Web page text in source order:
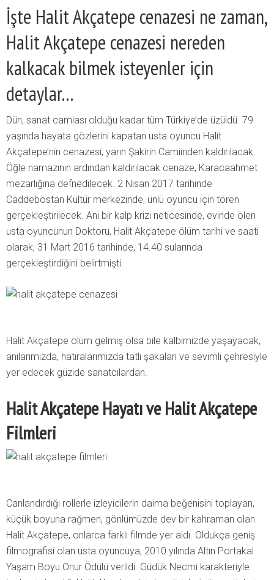
İşte Halit Akçatepe cenazesi ne zaman,
Halit Akçatepe cenazesi nereden
kalkacak bilmek isteyenler için
detaylar…
Dün, sanat camiası olduğu kadar tüm Türkiye’de üzüldü. 79
yaşında hayata gözlerini kapatan usta oyuncu Halit
Akçatepe’nin cenazesi, yarın Şakirin Camiinden kaldırılacak.
Öğle namazının ardından kaldırılacak cenaze, Karacaahmet
mezarlığına defnedilecek. 2 Nisan 2017 tarihinde
Caddebostan Kültür merkezinde, ünlü oyuncu için tören
gerçekleştirilecek. Ani bir kalp krizi neticesinde, evinde ölen
usta oyuncunun Doktoru, Halit Akçatepe ölüm tarihi ve saati
olarak; 31 Mart 2016 tarihinde, 14.40 sularında
gerçekleştirdiğini belirtmişti.
Halit Akçatepe ölüm gelmiş olsa bile kalbimizde yaşayacak,
anılarımızda, hatıralarımızda tatlı şakaları ve sevimli çehresiyle
yer edecek güzide sanatcılardan.
Halit Akçatepe Hayatı ve Halit Akçatepe
Filmleri
Canlandırdığı rollerle izleyicilerin daima beğenisini toplayan,
küçük boyuna rağmen, gönlümüzde dev bir kahraman olan
Halit Akçatepe, onlarca farklı filmde yer aldı. Oldukça geniş
filmografisi olan usta oyuncuya, 2010 yılında Altın Portakal
Yaşam Boyu Onur Ödülü verildi. Güdük Necmi karakteriyle